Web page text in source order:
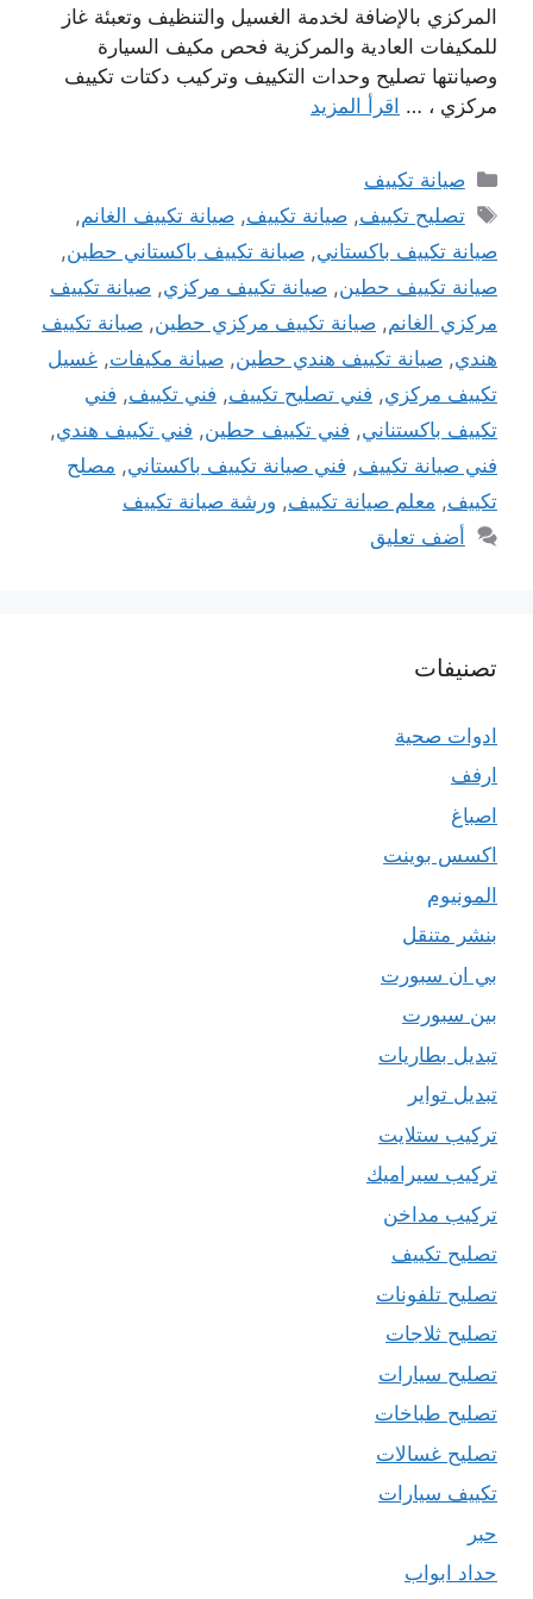
المركزي بالإضافة لخدمة الغسيل والتنظيف وتعبئة غاز
للمكيفات العادية والمركزية فحص مكيف السيارة
وصيانتها تصليح وحدات التكييف وتركيب دكتات تكييف
مركزي ، … اقرأ المزيد
التصنيفات
صيانة تكييف
الوسوم
تصليح تكييف,صيانة تكييف,صيانة تكييف الغانم,
صيانة تكييف باكستاني, صيانة تكييف باكستاني حطين,
صيانة تكييف حطين, صيانة تكييف مركزي, صيانة تكييف
مركزي الغانم, صيانة تكييف مركزي حطين, صيانة تكييف
هندي, صيانة تكييف هندي حطين, صيانة مكيفات, غسيل
تكييف مركزي, فني تصليح تكييف, فني تكييف, فني
تكييف باكستناني, فني تكييف حطين, فني تكييف هندي,
فني صيانة تكييف, فني صيانة تكييف باكستاني, مصلح
تكييف, معلم صيانة تكييف, ورشة صيانة تكييف
أضف تعليق
تصنيفات
ادوات صحية
ارفف
اصباغ
اكسس بوينت
المونيوم
بنشر متنقل
بي ان سبورت
بين سبورت
تبديل بطاريات
تبديل تواير
تركيب ستلايت
تركيب سيراميك
تركيب مداخن
تصليح تكييف
تصليح تلفونات
تصليح ثلاجات
تصليح سيارات
تصليح طباخات
تصليح غسالات
تكييف سيارات
حبر
حداد ابواب